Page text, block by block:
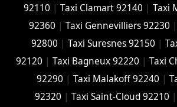
92110 |Taxi Clamart 92140 |Taxi
92360 | Taxi Gennevilliers 92230 |
92800 | Taxi Suresnes 92150 |
92120 | Taxi Bagneux 92220 | Taxi
92290 | Taxi Malakoff 92240 |
92320 | Taxi Saint-Cloud 92210 |